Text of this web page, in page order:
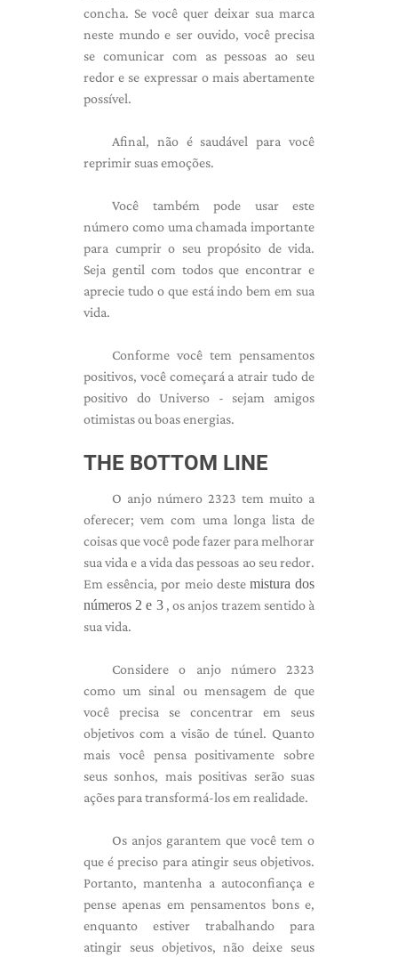
concha. Se você quer deixar sua marca
neste mundo e ser ouvido, você precisa
se comunicar com as pessoas ao seu
redor e se expressar o mais abertamente
possível.
Afinal, não é saudável para você
reprimir suas emoções.
Você também pode usar este
número como uma chamada importante
para cumprir o seu propósito de vida.
Seja gentil com todos que encontrar e
aprecie tudo o que está indo bem em sua
vida.
Conforme você tem pensamentos
positivos, você começará a atrair tudo de
positivo do Universo - sejam amigos
otimistas ou boas energias.
THE BOTTOM LINE
O anjo número 2323 tem muito a
oferecer; vem com uma longa lista de
coisas que você pode fazer para melhorar
sua vida e a vida das pessoas ao seu redor.
Em essência, por meio deste mistura dos
números 2 e 3, os anjos trazem sentido à
sua vida.
Considere o anjo número 2323
como um sinal ou mensagem de que
você precisa se concentrar em seus
objetivos com a visão de túnel. Quanto
mais você pensa positivamente sobre
seus sonhos, mais positivas serão suas
ações para transformá-los em realidade.
Os anjos garantem que você tem o
que é preciso para atingir seus objetivos.
Portanto, mantenha a autoconfiança e
pense apenas em pensamentos bons e,
enquanto estiver trabalhando para
atingir seus objetivos, não deixe seus